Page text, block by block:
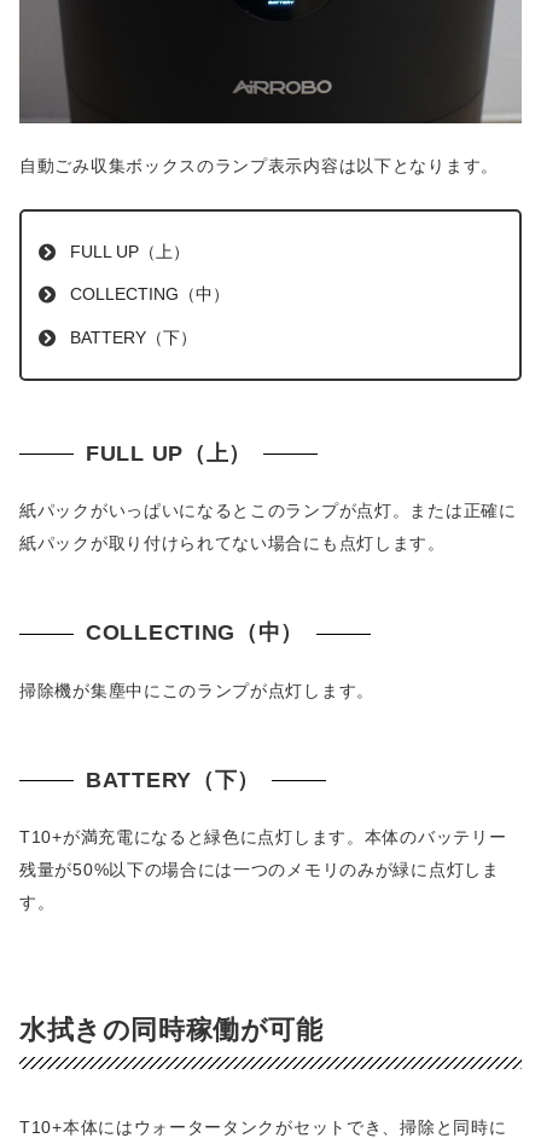
自動ごみ収集ボックスのランプ表示内容は以下となります。
FULL UP（上）
COLLECTING（中）
BATTERY（下）
FULL UP（上）
紙パックがいっぱいになるとこのランプが点灯。または正確に
紙パックが取り付けられてない場合にも点灯します。
COLLECTING（中）
掃除機が集塵中にこのランプが点灯します。
BATTERY（下）
T10+が満充電になると緑色に点灯します。本体のバッテリー
残量が50%以下の場合には一つのメモリのみが緑に点灯しま
す。
水拭きの同時稼働が可能
T10+本体にはウォータータンクがセットでき、掃除と同時に